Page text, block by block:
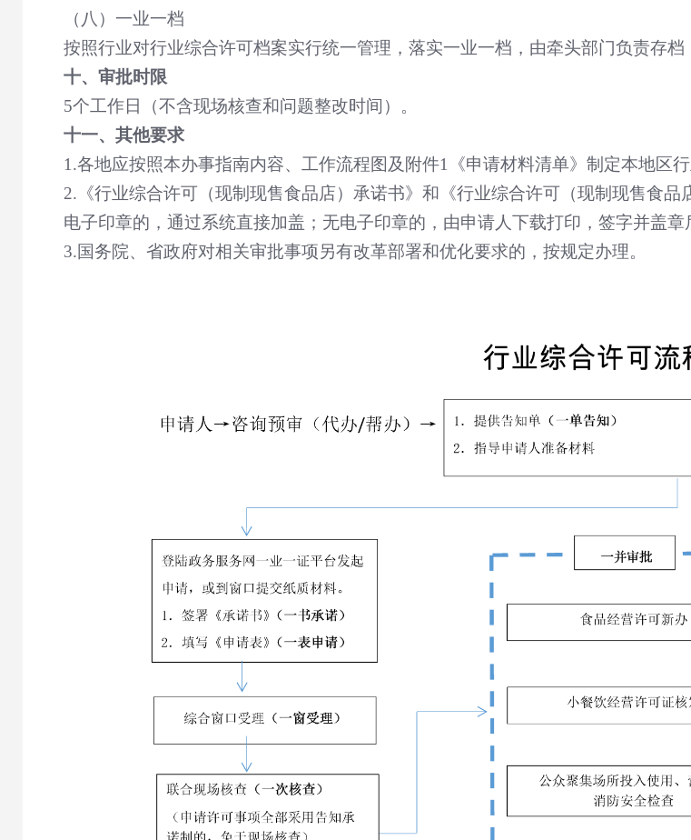
（八）一业一档
按照行业对行业综合许可档案实行统一管理，落实一业一档，由牵头部门负责存
十、审批时限
5个工作日（不含现场核查和问题整改时间）。
十一、其他要求
1.各地应按照本办事指南内容、工作流程图及附件1
《申请材料清单》制定本地区
2. 《行业综合许可（现制现售食品店）承诺书》和《行业综合许可（现制现售食
电子印章的，通过系统直接加盖；无电子印章的，由申请人下载打印，签字并盖章
3.国务院、省政府对相关审批事项另有改革部署和优化要求的，按规定办理。